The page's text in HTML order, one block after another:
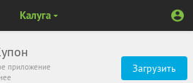
приложение
Загрузить
Калуга